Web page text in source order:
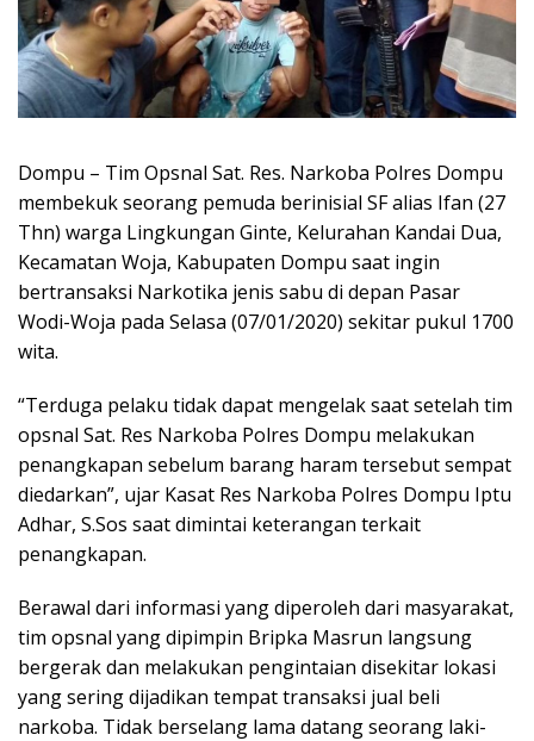
Dompu – Tim Opsnal Sat. Res. Narkoba Polres Dompu
membekuk seorang pemuda berinisial SF alias Ifan (27
Thn) warga Lingkungan Ginte, Kelurahan Kandai Dua,
Kecamatan Woja, Kabupaten Dompu saat ingin
bertransaksi Narkotika jenis sabu di depan Pasar
Wodi-Woja pada Selasa (07/01/2020) sekitar pukul 1700
wita.
“Terduga pelaku tidak dapat mengelak saat setelah tim
opsnal Sat. Res Narkoba Polres Dompu melakukan
penangkapan sebelum barang haram tersebut sempat
diedarkan”, ujar Kasat Res Narkoba Polres Dompu Iptu
Adhar, S.Sos saat dimintai keterangan terkait
penangkapan.
Berawal dari informasi yang diperoleh dari masyarakat,
tim opsnal yang dipimpin Bripka Masrun langsung
bergerak dan melakukan pengintaian disekitar lokasi
yang sering dijadikan tempat transaksi jual beli
narkoba. Tidak berselang lama datang seorang laki-